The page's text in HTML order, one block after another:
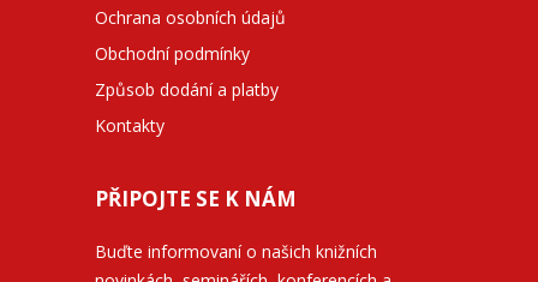
Ochrana osobních údajů
Obchodní podmínky
Způsob dodání a platby
Kontakty
PŘIPOJTE SE K NÁM
Buďte informovaní o našich knižních